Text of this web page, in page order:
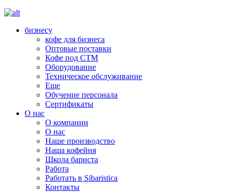
бизнесу
кофе для бизнеса
Оптовые поставки
Кофе под СТМ
Оборудование
Техническое обслуживание
Еще
Обучение персонала
Сертификаты
О нас
O компании
О нас
Наше производство
Наша кофейня
Школа бариста
Работа
Работать в Sibaristica
Контакты